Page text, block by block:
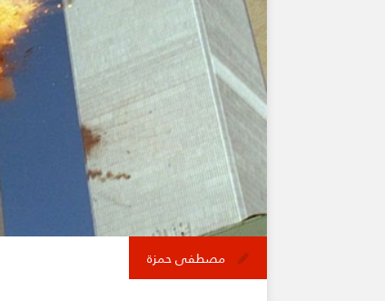
مصطفى حمزة